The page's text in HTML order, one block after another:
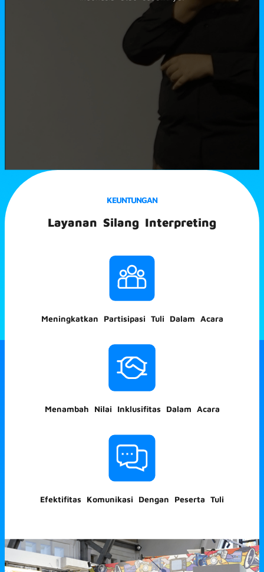
KEUNTUNGAN
Layanan Silang Interpreting
Meningkatkan Partisipasi Tuli Dalam Acara
Menambah Nilai Inklusifitas Dalam Acara
Efektifitas Komunikasi Dengan Peserta Tuli